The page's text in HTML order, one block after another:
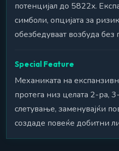
потенцијал до 5822x.
симболи, опцијата за
обезбедуваат возбуда
Special Feature
Механиката на
протега низ целата 2-ра,
слетување, заменувајќи
создаде повеќе добитни